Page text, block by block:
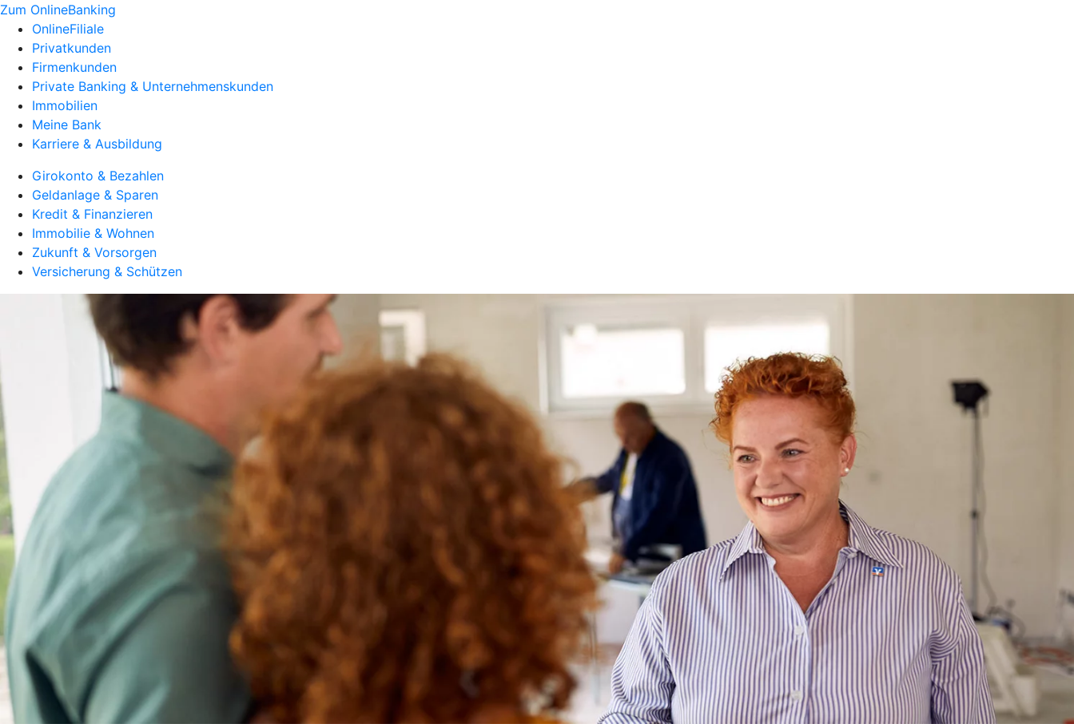
Zum OnlineBanking
OnlineFiliale
Privatkunden
Firmenkunden
Private Banking & Unternehmenskunden
Immobilien
Meine Bank
Karriere & Ausbildung
Girokonto & Bezahlen
Geldanlage & Sparen
Kredit & Finanzieren
Immobilie & Wohnen
Zukunft & Vorsorgen
Versicherung & Schützen